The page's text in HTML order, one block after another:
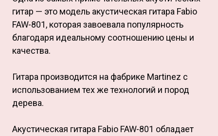
гитар — это модель акустическая гитара Fabio
FAW-801, которая завоевала популярность
благодаря идеальному соотношению цены и
качества.
Гитара производится на фабрике Martinez с
использованием тех же технологий и пород
дерева.
Акустическая гитара Fabio FAW-801 обладает